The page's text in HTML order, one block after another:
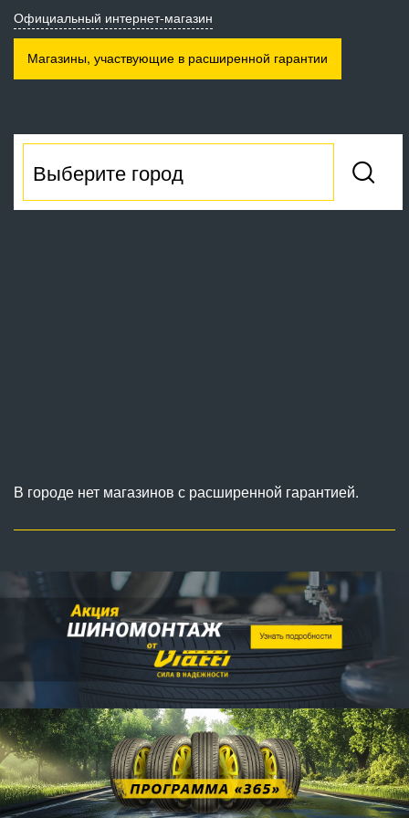
Официальный интернет-магазин
Магазины, участвующие в расширенной гарантии
В городе нет магазинов с расширенной гарантией.